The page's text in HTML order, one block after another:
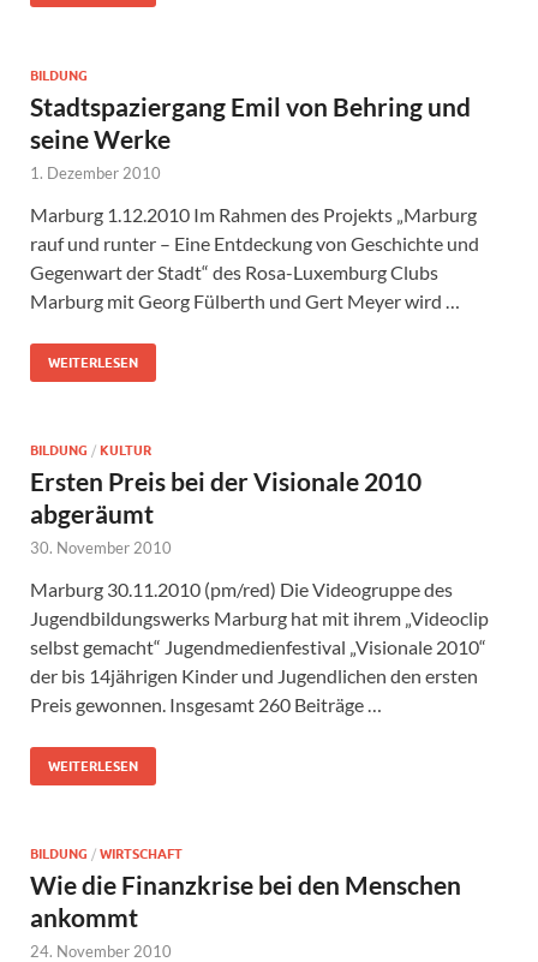
BILDUNG
Stadtspaziergang Emil von Behring und
seine Werke
1. Dezember 2010
Marburg 1.12.2010 Im Rahmen des Projekts „Marburg
rauf und runter – Eine Entdeckung von Geschichte und
Gegenwart der Stadt“ des Rosa-Luxemburg Clubs
Marburg mit Georg Fülberth und Gert Meyer wird …
WEITERLESEN
BILDUNG / KULTUR
Ersten Preis bei der Visionale 2010
abgeräumt
30. November 2010
Marburg 30.11.2010 (pm/red) Die Videogruppe des
Jugendbildungswerks Marburg hat mit ihrem „Videoclip
selbst gemacht“ Jugendmedienfestival „Visionale 2010“
der bis 14jährigen Kinder und Jugendlichen den ersten
Preis gewonnen. Insgesamt 260 Beiträge …
WEITERLESEN
BILDUNG / WIRTSCHAFT
Wie die Finanzkrise bei den Menschen
ankommt
24. November 2010